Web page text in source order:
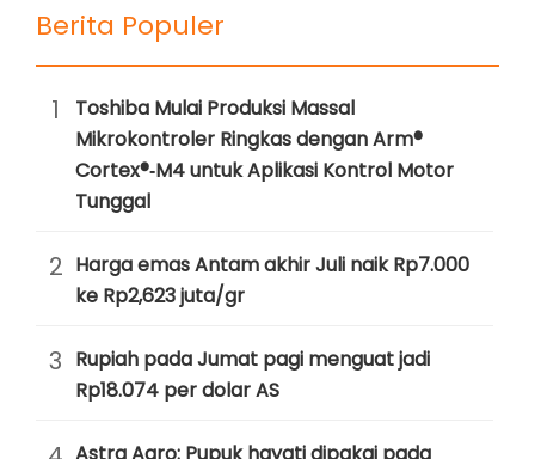
Berita Populer
1
Toshiba Mulai Produksi Massal
Mikrokontroler Ringkas dengan Arm®
Cortex®‑M4 untuk Aplikasi Kontrol Motor
Tunggal
2 Harga emas Antam akhir Juli naik Rp7.000
ke Rp2,623 juta/gr
3 Rupiah pada Jumat pagi menguat jadi
Rp18.074 per dolar AS